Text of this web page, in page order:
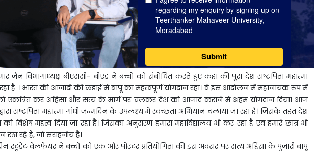
जैन विभागाध्यक्ष बीएससी- बीएड ने बच्चों को संबोधित करते हुए कहा की पूरा देश राष्ट्रपिता महात्मा
है । भारत की आजादी की लड़ाई में बापू का महत्वपूर्ण योगदान रहा। वे इस आंदोलन में महानायक रूप में
को एकत्रित कर अंहिंसा और सत्य के मार्ग पर चलकर देश को आजाद कराने में अहम योगदान दिया। आज
द्वारा राष्ट्रपिता महात्मा गांधी जन्मदिन के उपलक्ष्य में स्वच्छता अभियान चलाया जा रहा है। जिसके तहत देश
विशेष महत्व दिया जा रहा है। जिसका अनुसरण हमारा महाविद्यालय भी कर रहा है एवं हमारे छात्र भी
रख रहे हैं, जो सराहनीय है।
स्टूडेंट वेलफेयर ने बच्चों को एक और पोस्टर प्रतियोगिता की इस अवसर पर सत्य अहिंसा के पुजारी बापू